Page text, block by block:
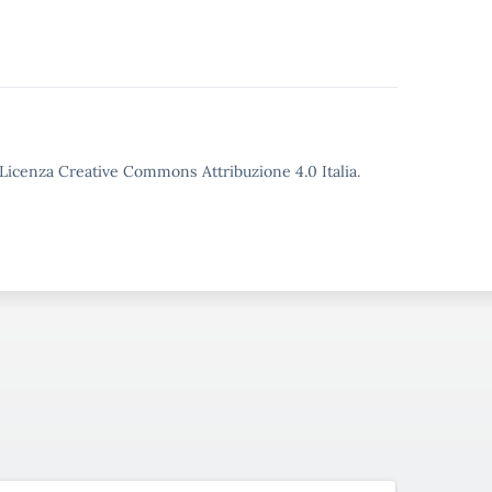
Creative Commons Attribuzione 4.0 Italia.